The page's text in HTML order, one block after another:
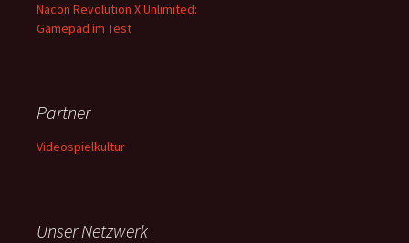
Nacon Revolution X Unlimited:
Gamepad im Test
Partner
Videospielkultur
Unser Netzwerk